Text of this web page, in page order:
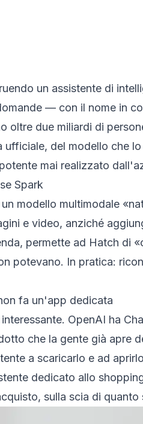
un assistente di
— con il nome in
oltre due miliardi di
ufficiale, del modello che
mai realizzato
Spark
un modello multimodale
e video, anziché
permette ad Hatch di
potevano. In pratica:
fa un'app dedicata
OpenAI ha
che la gente già apre
a scaricarlo e ad
dedicato allo
sulla scia di